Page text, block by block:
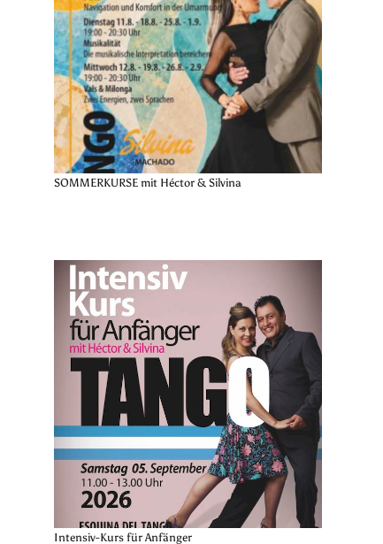
SOMMERKURSE mit Héctor & Silvina
Intensiv-Kurs für Anfänger